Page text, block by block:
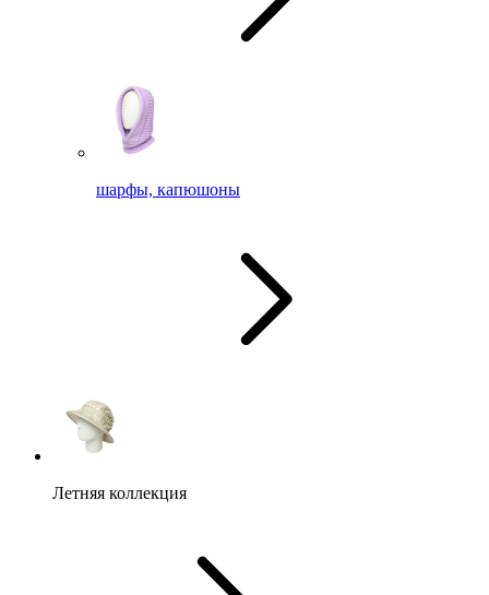
шарфы, капюшоны
Летняя коллекция